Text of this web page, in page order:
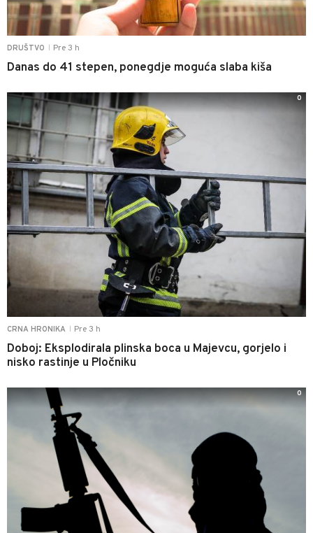
DRUŠTVO Pre 3 h
Danas do 41 stepen, ponegdje moguća slaba kiša
CRNA HRONIKA Pre 3 h
Doboj: Eksplodirala plinska boca u Majevcu, gorjelo i
nisko rastinje u Pločniku
0
0